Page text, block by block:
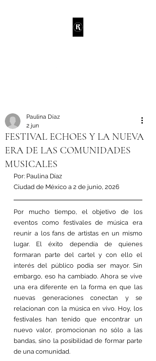
FESTIVAL ECHOES Y LA NUEVA
ERA DE LAS COMUNIDADES
MUSICALES
Paulina Díaz
2 jun
Por: Paulina Díaz
Ciudad de México a 2 de junio, 2026
Por mucho tiempo, el objetivo de los
eventos como festivales de música era
reunir a los fans de artistas en un mismo
lugar. El éxito dependía de quienes
formaran parte del cartel y con ello el
interés del público podía ser mayor. Sin
embargo, eso ha cambiado. Ahora se vive
una era diferente en la forma en que las
nuevas generaciones conectan y se
relacionan con la música en vivo. Hoy, los
festivales han tenido que encontrar un
nuevo valor, promocionan no sólo a las
bandas, sino la posibilidad de formar parte
de una comunidad.